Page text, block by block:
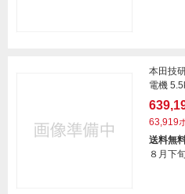
本田技
電機
63,919
送料無
８月下